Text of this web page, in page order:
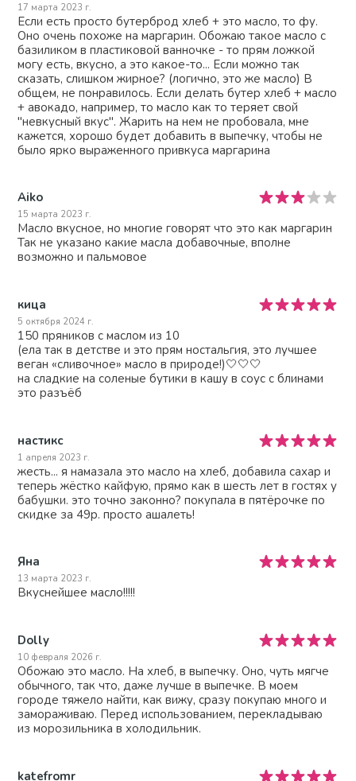
17 марта 2023 г.
Если есть просто бутерброд хлеб + это масло, то фу.
Оно очень похоже на маргарин. Обожаю такое масло с
базиликом в пластиковой ванночке - то прям ложкой
могу есть, вкусно, а это какое-то... Если можно так
сказать, слишком жирное? (логично, это же масло) В
общем, не понравилось. Если делать бутер хлеб + масло
+ авокадо, например, то масло как то теряет свой
"невкусный вкус". Жарить на нем не пробовала, мне
кажется, хорошо будет добавить в выпечку, чтобы не
было ярко выраженного привкуса маргарина
Aiko
15 марта 2023 г.
Масло вкусное, но многие говорят что это как маргарин
Так не указано какие масла добавочные, вполне
возможно и пальмовое
кица
5 октября 2024 г.
150 пряников с маслом из 10
(ела так в детстве и это прям ностальгия, это лучшее
веган «сливочное» масло в природе!)🤍🤍🤍
на сладкие на соленые бутики в кашу в соус с блинами
это разъёб
настикс
1 апреля 2023 г.
жесть... я намазала это масло на хлеб, добавила сахар и
теперь жёстко кайфую, прямо как в шесть лет в гостях у
бабушки. это точно законно? покупала в пятёрочке по
скидке за 49р. просто ашалеть!
Яна
13 марта 2023 г.
Вкуснейшее масло!!!!!
Dolly
10 февраля 2026 г.
Обожаю это масло. На хлеб, в выпечку. Оно, чуть мягче
обычного, так что, даже лучше в выпечке. В моем
городе тяжело найти, как вижу, сразу покупаю много и
замораживаю. Перед использованием, перекладываю
из морозильника в холодильник.
katefromr